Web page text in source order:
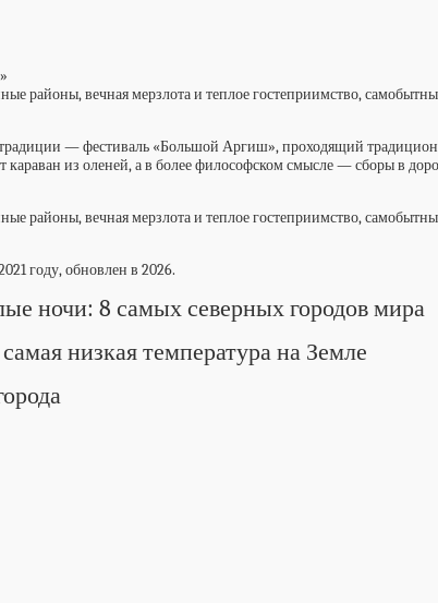
районы, вечная мерзлота и теплое гостеприимство,
— фестиваль «Большой Аргиш», проходящий
караван из оленей, а в более философском смысле — сборы в
районы, вечная мерзлота и теплое гостеприимство,
году, обновлен в 2026.
ночи: 8 самых северных городов мира
низкая температура на Земле